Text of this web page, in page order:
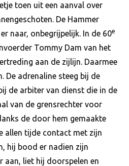
toen uit een aanval over
De Hammer
naar, onbegrijpelijk. In de 60e
Tommy Dam van het
aan de zijlijn. Daarmee
De adrenaline steeg bij de
de arbiter van dienst die in de
van de grensrechter voor
de door hem gemaakte
allen tijde contact met zijn
hij bood er nadien zijn
aan, liet hij doorspelen en